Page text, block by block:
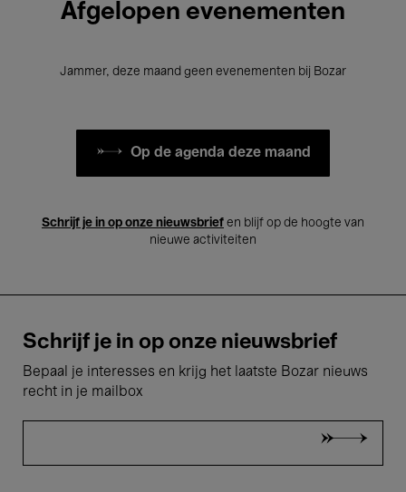
Afgelopen evenementen
Jammer, deze maand geen evenementen bij Bozar
Op de agenda deze maand
Schrijf je in op onze nieuwsbrief en blijf op de hoogte van
nieuwe activiteiten
Schrijf je in op onze nieuwsbrief
Bepaal je interesses en krijg het laatste Bozar nieuws
recht in je mailbox